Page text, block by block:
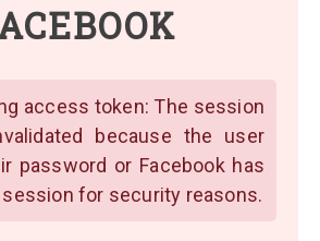
access token: The session
because the user
password or Facebook has
for security reasons.